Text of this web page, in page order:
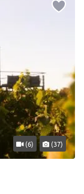
(6) (37)